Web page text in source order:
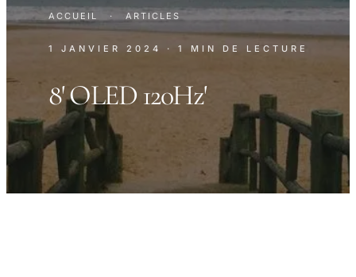
ACCUEIL · ARTICLES
1 JANVIER 2024 · 1 MIN DE LECTURE
8' OLED 120Hz'